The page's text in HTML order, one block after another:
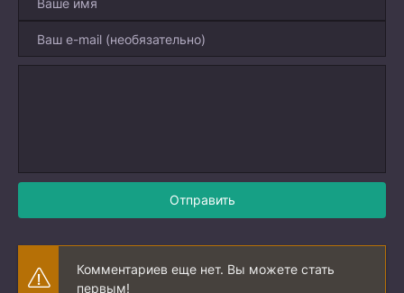
Отправить
Комментариев еще нет. Вы можете стать
первым!